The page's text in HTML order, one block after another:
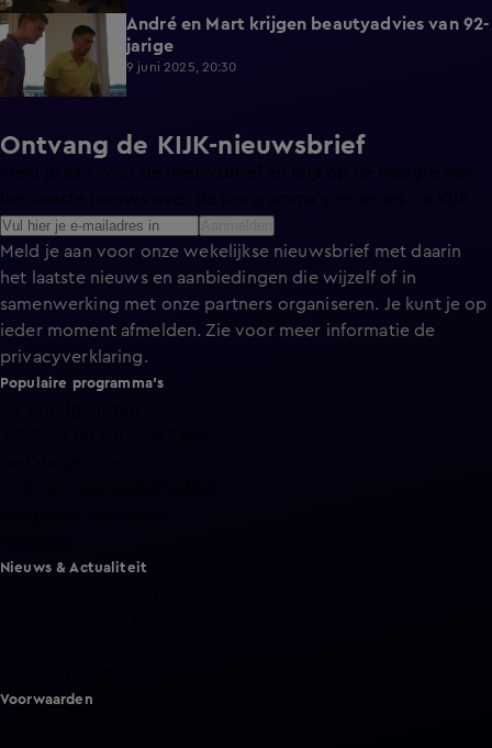
4:35
André en Mart krijgen beautyadvies van 92-
jarige
9 juni 2025, 20:30
Ontvang de KIJK-nieuwsbrief
Meld je aan voor de nieuwsbrief en blijf op de hoogte van
Meld je aan voor onze wekelijkse nieuwsbrief met daarin
het laatste nieuws en aanbiedingen die wijzelf of in
samenwerking met onze partners organiseren. Je kunt je op
ieder moment afmelden. Zie voor meer informatie de
privacyverklaring.
Populaire programma's
Nieuws & Actualiteit
Voorwaarden